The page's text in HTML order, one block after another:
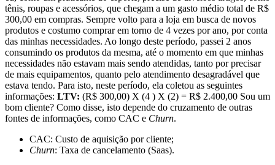
tênis, roupas e acessórios, que chegam a um gasto médio total de R$
300,00 em compras. Sempre volto para a loja em busca de novos
produtos e costumo comprar em torno de 4 vezes por ano, por conta
das minhas necessidades. Ao longo deste período, passei 2 anos
consumindo os produtos da mesma, até o momento em que minhas
necessidades não estavam mais sendo atendidas, tanto por precisar
de mais equipamentos, quanto pelo atendimento desagradável que
estava tendo. Para isto, neste período, ela coletou as seguintes
informações: LTV: (R$ 300,00) X (4 ) X (2) = R$ 2.400,00 Sou um
bom cliente? Como disse, isto depende do cruzamento de outras
fontes de informações, como CAC e Churn.
CAC: Custo de aquisição por cliente;
Churn: Taxa de cancelamento (Saas).